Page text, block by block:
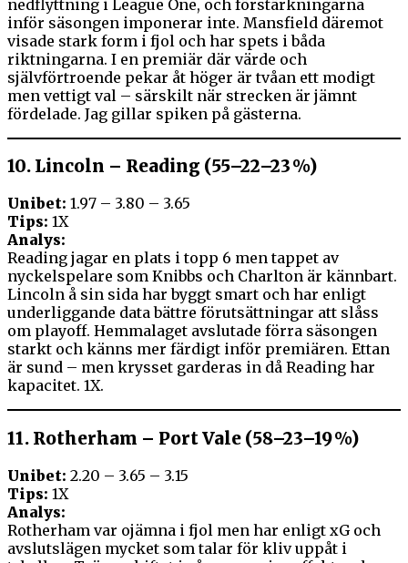
nedflyttning i League One, och förstärkningarna
inför säsongen imponerar inte. Mansfield däremot
visade stark form i fjol och har spets i båda
riktningarna. I en premiär där värde och
självförtroende pekar åt höger är tvåan ett modigt
men vettigt val – särskilt när strecken är jämnt
fördelade. Jag gillar spiken på gästerna.
10. Lincoln – Reading (55–22–23 %)
Unibet: 1.97 – 3.80 – 3.65
Tips: 1X
Analys:
Reading jagar en plats i topp 6 men tappet av
nyckelspelare som Knibbs och Charlton är kännbart.
Lincoln å sin sida har byggt smart och har enligt
underliggande data bättre förutsättningar att slåss
om playoff. Hemmalaget avslutade förra säsongen
starkt och känns mer färdigt inför premiären. Ettan
är sund – men krysset garderas in då Reading har
kapacitet. 1X.
11. Rotherham – Port Vale (58–23–19 %)
Unibet: 2.20 – 3.65 – 3.15
Tips: 1X
Analys:
Rotherham var ojämna i fjol men har enligt xG och
avslutslägen mycket som talar för kliv uppåt i